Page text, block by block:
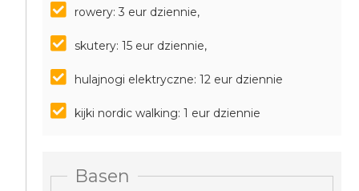
rowery: 3 eur dziennie,
skutery: 15 eur dziennie,
hulajnogi elektryczne: 12 eur dziennie
kijki nordic walking: 1 eur dziennie
Basen